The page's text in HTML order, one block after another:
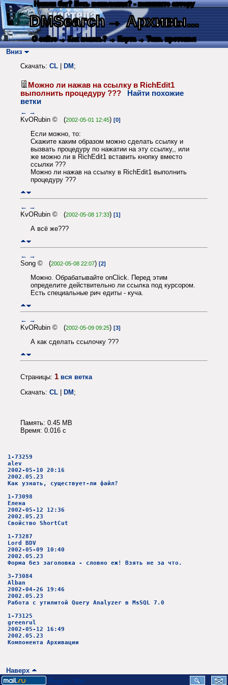
Нашли баг? Есть пожелания? - напишите автору
DMSearch→ Архивы...
О сайте → Как искать? → Карта → Текс. протокол
Вниз
Скачать: CL DM ;
Можно ли нажав на ссылку в RichEdit1
выполнить процедуру ???
Найти похожие
ветки
← →
KvORubin © (2002-05-01 12:45) [0]
Если можно, то:
Скажите каким образом можно сделать ссылку и
вызвать процедуру по нажатии на эту ссылку,, или
же можно ли в RichEdit1 вставить кнопку вместо
ссылки ???
Можно ли нажав на ссылку в RichEdit1 выполнить
процедуру ???
← →
KvORubin © (2002-05-08 17:33) [1]
А всё же???
← →
Song © (2002-05-08 22:07) [2]
Можно. Обрабатывайте onClick. Перед этим
определите действительно ли ссылка под курсором.
Есть специальные рич едиты - куча.
← →
KvORubin © (2002-05-09 09:25) [3]
А как сделать ссылочку ???
Страницы: 1 вся ветка
Скачать: CL | DM;
Память: 0.45 MB
Время: 0.016 c
1-73259
alev
2002-05-10 20:16
2002.05.23
Как узнать, существует-ли файл?
1-73098
Елена
2002-05-12 12:36
2002.05.23
Свойство ShortCut
1-73287
Lord BDV
2002-05-09 10:40
2002.05.23
Форма без заголовка - словно еж! Взять не за что.
3-73084
Alban
2002-04-26 19:46
2002.05.23
Работа с утилитой Query Analyzer в MsSQL 7.0
1-73125
greenrul
2002-05-12 16:49
2002.05.23
Компонента Архивации
Наверх